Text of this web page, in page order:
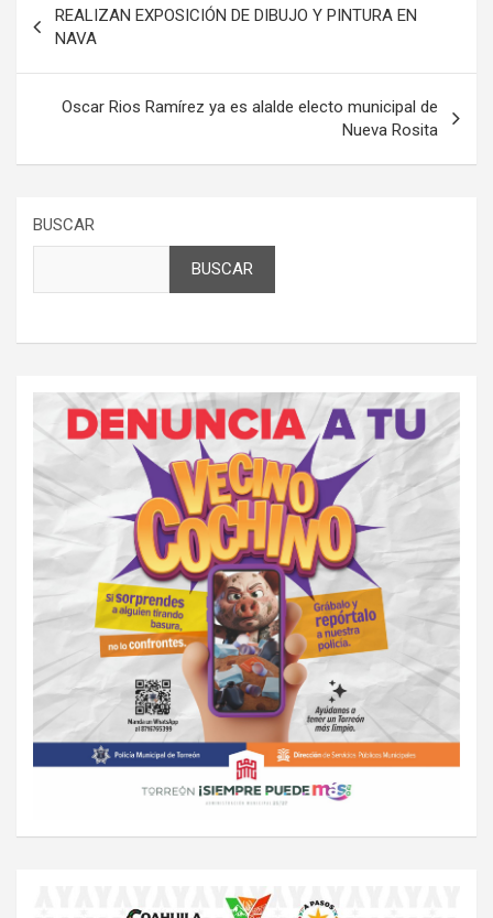
de
entradas
REALIZAN EXPOSICIÓN DE DIBUJO Y PINTURA EN
NAVA
Oscar Rios Ramírez ya es alalde electo municipal de
Nueva Rosita
BUSCAR
BUSCAR